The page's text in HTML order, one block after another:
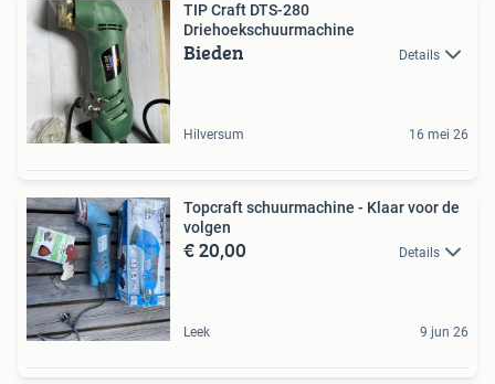
TIP Craft DTS-280
Driehoekschuurmachine
Bieden Details
Hilversum 16 mei 26
Topcraft schuurmachine - Klaar voor de
volgen
€ 20,00 Details
Leek 9 jun 26